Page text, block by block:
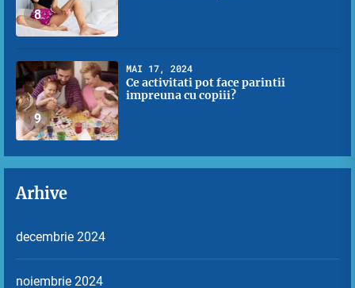
8
9
MAI 17, 2024
Ce activitati pot face parintii
impreuna cu copiii?
Arhive
decembrie 2024
noiembrie 2024